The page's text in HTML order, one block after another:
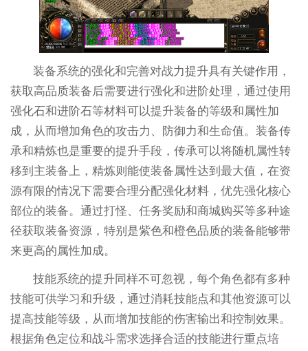
装备系统的强化和完善对战力提升具有关键作用，
获取高品质装备后需要进行强化和进阶处理，通过使用
强化石和进阶石等材料可以提升装备的等级和属性加
成，从而增加角色的攻击力、防御力和生命值。装备传
承和精炼也是重要的提升手段，传承可以将随机属性转
移到主装备上，精炼则能使装备属性达到最大值，在资
源有限的情况下需要合理分配强化材料，优先强化核心
部位的装备。通过打怪、任务奖励和商城购买等多种途
径获取装备资源，特别是紫色和橙色品质的装备能够带
来更高的属性加成。
技能系统的提升同样不可忽视，每个角色都有多种
技能可供学习和升级，通过消耗技能点和其他资源可以
提高技能等级，从而增加技能的伤害输出和控制效果。
根据角色定位和战斗需求选择合适的技能进行重点培